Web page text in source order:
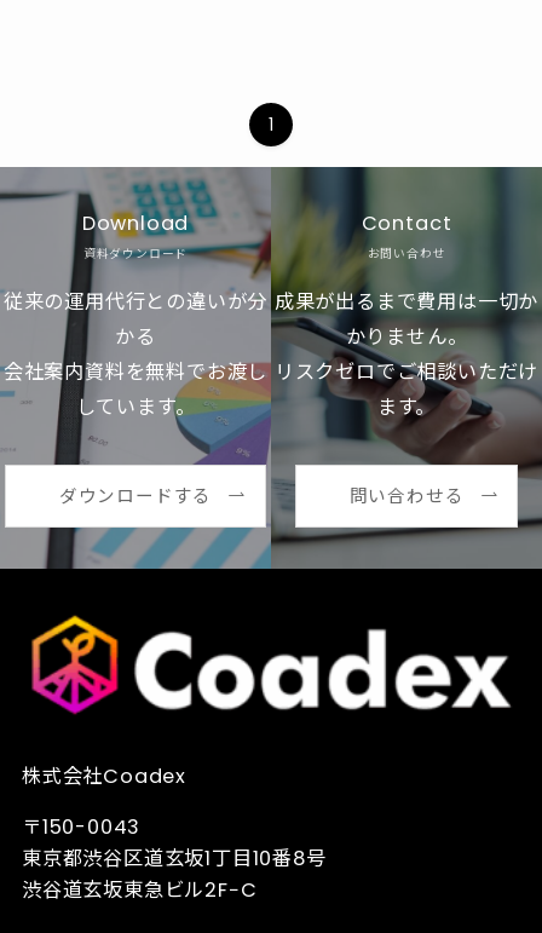
1
Download
資料ダウンロード
従来の運用代行との違いが分
かる
会社案内資料を無料でお渡し
しています。
ダウンロードする
Contact
お問い合わせ
成果が出るまで費用は一切か
かりません。
リスクゼロでご相談いただけ
ます。
問い合わせる
株式会社Coadex
〒150-0043
東京都渋谷区道玄坂1丁目10番8号
渋谷道玄坂東急ビル2F−C